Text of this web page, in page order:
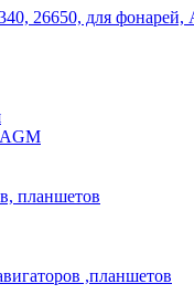
26650, для фонарей,
планшетов
,планшетов